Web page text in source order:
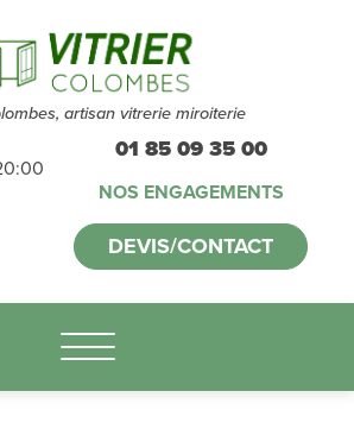
artisan vitrerie miroiterie
01 85 09 35 00
NOS ENGAGEMENTS
DEVIS/CONTACT
sans
nous :